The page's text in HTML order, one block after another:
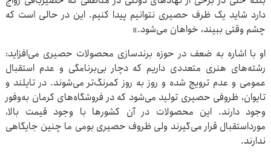
دارد شاید یک ظرف حصیری نتوانیم پیدا کنیم. این در حالی است که
چشم وقتی ببیند، خواهان می‌شود.»
او با اشاره به ضعف در حوزه برندسازی محصولات حصیری می‌افزاید:
رشته‌های هنری متعددی داریم که دچار بی‌برنامگی و عدم استقبال
عمومی و عدم ترویج شده و روز به روز کمرنگ‌تر می‌شوند. در تایلند و
تایوان، ظروفی حصیری تولید می‌شود که در فروشگاه‌های کرمان به‌وفور
وجود دارند. این محصولات در آن کشورها با وجود قیمت بالا،
مورداستقبال قرار می‌گیرند ولی ظروف حصیری بومی ما چنین جایگاهی
ندارند.